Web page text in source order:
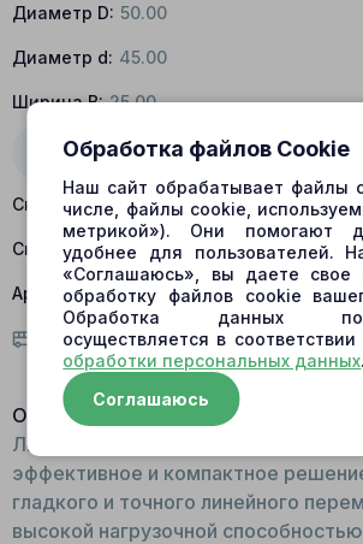
Диаметр D: 50.00
Диаметр d: 45.00
Ширина B: 25.00
Склад Барнаул: есть в наличии
Склад Центральный: нет в наличии
Артикул: 464709
Условия доставки
Описание:
Линейный роликовый подшипник
эффективное и компактное
гладкого и точного линейного
высокой нагрузочной
Обработка файлов Cookie
Наш сайт обрабатывает файлы
числе, файлы cookie,
метрикой»). Они помогают
удобнее для пользователей.
«Соглашаюсь», вы даете свое
обработку файлов cookie
Обработка данных
осуществляется в соответствии
обработки персональных данных.
Соглашаюсь